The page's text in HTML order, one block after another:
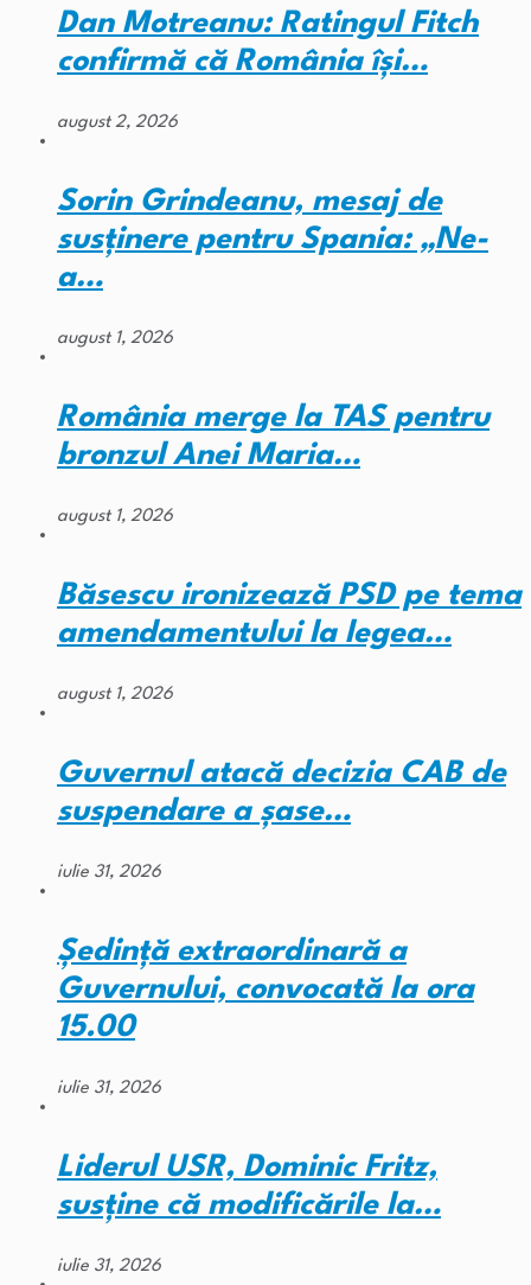
Dan Motreanu: Ratingul Fitch
confirmă că România își…
august 2, 2026
Sorin Grindeanu, mesaj de
susținere pentru Spania: „Ne-
a…
august 1, 2026
România merge la TAS pentru
bronzul Anei Maria…
august 1, 2026
Băsescu ironizează PSD pe tema
amendamentului la legea…
august 1, 2026
Guvernul atacă decizia CAB de
suspendare a șase…
iulie 31, 2026
Ședință extraordinară a
Guvernului, convocată la ora
15.00
iulie 31, 2026
Liderul USR, Dominic Fritz,
susține că modificările la…
iulie 31, 2026